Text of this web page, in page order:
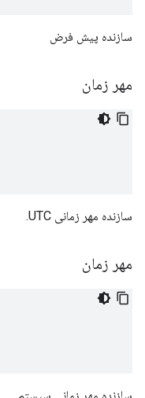
سازنده پیش فرض
مهر زمان
سازنده مهر زمانی UTC.
مهر زمان